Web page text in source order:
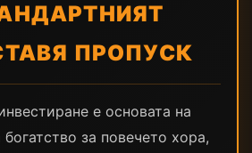
ПРОПУСК
е основата на
за повечето хора,